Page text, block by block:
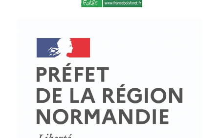
© Copyright - ProfessionsBois | Conception et réalisation :
Actualités
Mentions légales
Politique de confidentialité